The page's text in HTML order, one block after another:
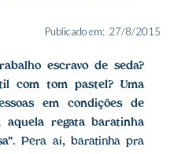
Publicado em: 27/8/2015
escravo de seda?
com tom pastel? Uma
em condições de
aquela regata baratinha
. Pera aí, baratinha pra